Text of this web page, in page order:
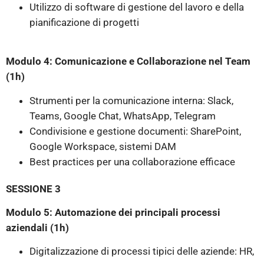
Utilizzo di software di gestione del lavoro e della
pianificazione di progetti
Modulo 4: Comunicazione e Collaborazione nel Team
(1h)
Strumenti per la comunicazione interna: Slack,
Teams, Google Chat, WhatsApp, Telegram
Condivisione e gestione documenti: SharePoint,
Google Workspace, sistemi DAM
Best practices per una collaborazione efficace
SESSIONE 3
Modulo 5: Automazione dei principali processi
aziendali (1h)
Digitalizzazione di processi tipici delle aziende: HR,